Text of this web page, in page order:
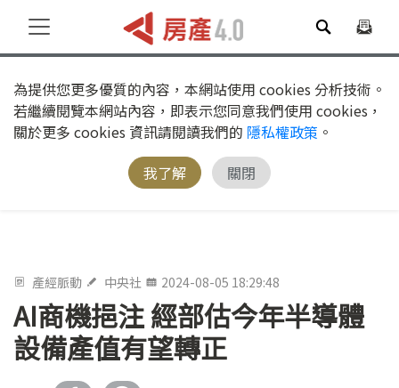
為提供您更多優質的內容，本網站使用 cookies 分析技術。
若繼續閱覽本網站內容，即表示您同意我們使用 cookies，
關於更多 cookies 資訊請閱讀我們的 隱私權政策 。
我了解
關閉
產經脈動 中央社 2024-08-05 18:29:48
AI商機挹注 經部估今年半導體
設備產值有望轉正